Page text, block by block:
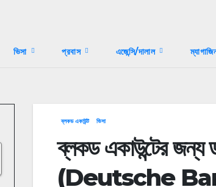
ভিসা প্রবাস এজেন্সি/দালাল
ব্লকড একাউন্ট ভিসা
ব্লকড একাউন্টের জন্য
(Deutsche